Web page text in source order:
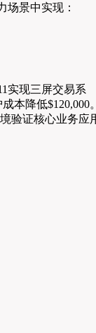
场景中实现：
实现三屏交易系
本降低$120,000
验证核心业务应